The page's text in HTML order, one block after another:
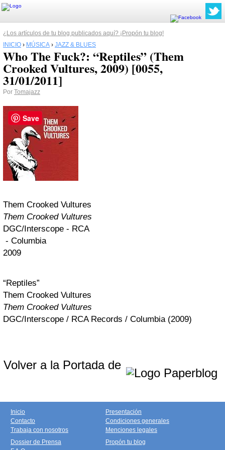
¿Los artículos de tu blog publicados aquí? ¡Propón tu blog!
INICIO › MÚSICA › JAZZ & BLUES
Who The Fuck?: “Reptiles” (Them
Crooked Vultures, 2009) [0055,
31/01/2011]
Por Tomajazz
Them Crooked Vultures
Them Crooked Vultures
DGC/Interscope - RCA
- Columbia
2009
“Reptiles”
Them Crooked Vultures
Them Crooked Vultures
DGC/Interscope / RCA Records / Columbia (2009)
Volver a la Portada de
Inicio
Contacto
Trabaja con nosotros
Presentación
Condiciones generales
Menciones legales
Dossier de Prensa
Propón tu blog
Save